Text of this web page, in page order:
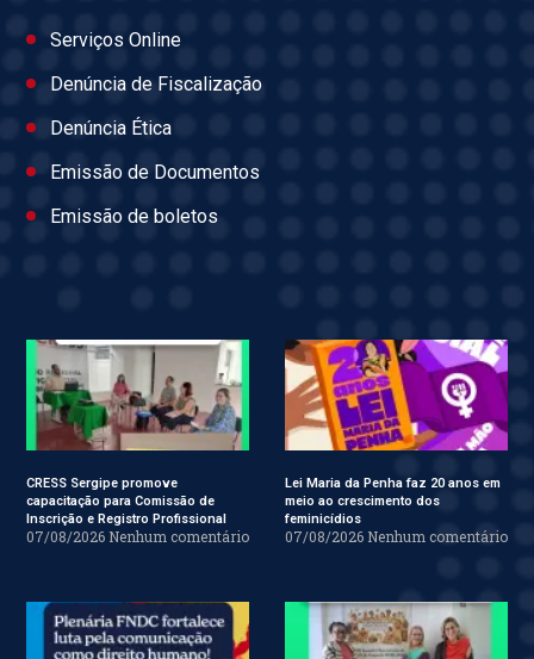
Serviços Online
Denúncia de Fiscalização
Denúncia Ética
Emissão de Documentos
Emissão de boletos
CRESS Sergipe promove
capacitação para Comissão de
Inscrição e Registro Profissional
07/08/2026 Nenhum comentário
Lei Maria da Penha faz 20 anos em
meio ao crescimento dos
feminicídios
07/08/2026 Nenhum comentário